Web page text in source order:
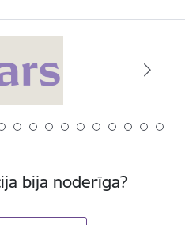
bija noderīga?